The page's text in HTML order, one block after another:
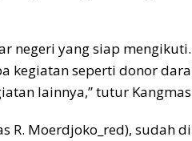
negeri yang siap
kegiatan seperti donor
lainnya,” tutur
R. Moerdjoko_red), sudah